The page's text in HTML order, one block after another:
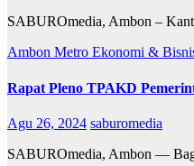
SABUROmedia, Ambon –
Ambon Metro Ekonomi &
Rapat Pleno TPAKD
Agu 26, 2024 saburomedia
SABUROmedia, Ambon —